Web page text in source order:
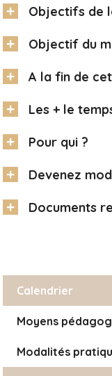
+
Objectifs de
+
Objectif du
+
A la fin de
+
Les + le
+
Pour qui ?
+
Devenez
+
Documents
Calendrier
Moyens
Modalités